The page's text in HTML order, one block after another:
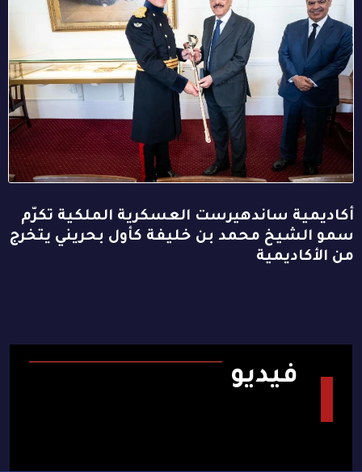
أكاديمية ساندهيرست العسكرية الملكية تكرّم
سمو الشيخ محمد بن خليفة كأول بحريني يتخرج
من الأكاديمية
فيديو